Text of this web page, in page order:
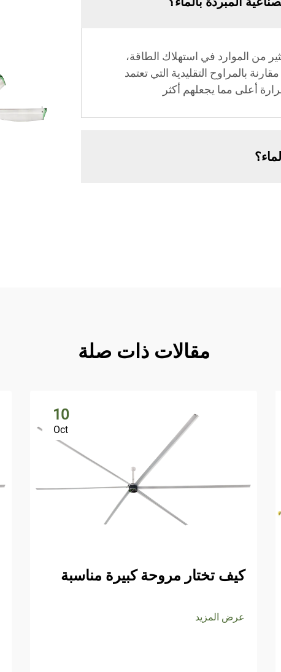
من الموارد في استهلاك الطاقة،
بالمراوح التقليدية التي تعتمد
أعلى مما يجعلهم أكثر
مقالات ذات صلة
10
Oct
كيف تختار مروحة كبيرة مناسبة
عرض المزيد